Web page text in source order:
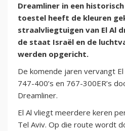
Dreamliner in een
toestel heeft de kleuren
straalvliegtuigen van El Al
de staat Israël en de
werden opgericht.
De komende jaren vervangt
747-400’s en 767-300ER’s
Dreamliner.
El Al vliegt meerdere keren
Tel Aviv. Op die route wordt